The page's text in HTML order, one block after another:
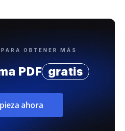
OBTENER MÁS
PDF gratis
ahora